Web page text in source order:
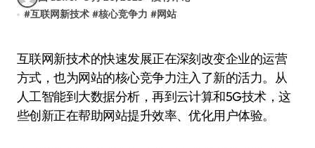
#互联网新技术 #核心竞争力 #网站
互联网新技术的快速发展正在深刻改变企业的运营
方式，也为网站的核心竞争力注入了新的活力。从
人工智能到大数据分析，再到云计算和5G技术，这
些创新正在帮助网站提升效率、优化用户体验。